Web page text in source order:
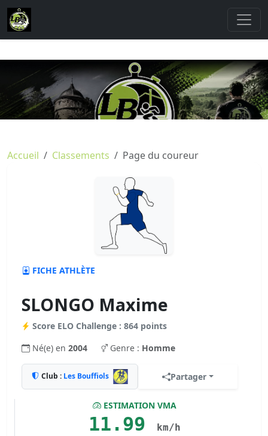
Accueil Classements Page du coureur
FICHE ATHLÈTE
SLONGO Maxime
Score ELO Challenge : 864 points
Né(e) en 2004 Genre : Homme
Club : Les Bouffiols Partager
ESTIMATION VMA
11.99 km/h